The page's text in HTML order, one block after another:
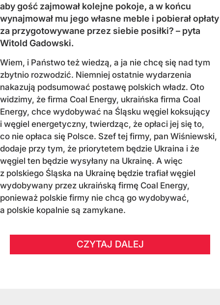
aby gość zajmował kolejne pokoje, a w końcu
wynajmował mu jego własne meble i pobierał opłaty
za przygotowywane przez siebie posiłki? – pyta
Witold Gadowski.
Wiem, i Państwo też wiedzą, a ja nie chcę się nad tym
zbytnio rozwodzić. Niemniej ostatnie wydarzenia
nakazują podsumować postawę polskich władz. Oto
widzimy, że firma Coal Energy, ukraińska firma Coal
Energy, chce wydobywać na Śląsku węgiel koksujący
i węgiel energetyczny, twierdząc, że opłaci jej się to,
co nie opłaca się Polsce. Szef tej firmy, pan Wiśniewski,
dodaje przy tym, że priorytetem będzie Ukraina i że
węgiel ten będzie wysyłany na Ukrainę. A więc
z polskiego Śląska na Ukrainę będzie trafiał węgiel
wydobywany przez ukraińską firmę Coal Energy,
ponieważ polskie firmy nie chcą go wydobywać,
a polskie kopalnie są zamykane.
CZYTAJ DALEJ